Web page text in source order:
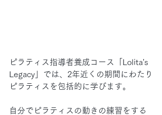
ピラティス指導者養成コース「Lolita's
Legacy」では、2年近くの期間にわたり
ピラティスを包括的に学びます。
自分でピラティスの動きの練習をする